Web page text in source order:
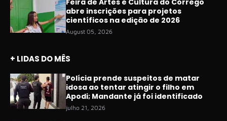
abre inscrições para projetos
científicos na edição de 2026
August 05, 2026
+ LIDAS DO MÊS
Polícia prende suspeitos de matar
idosa ao tentar atingir o filho em
Apodi; Mandante já foi identificado
julho 21, 2026